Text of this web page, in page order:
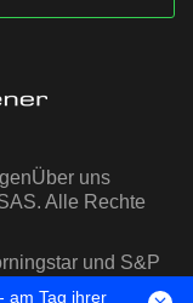
Über uns
Alle Rechte
und S&P
am Tag ihrer